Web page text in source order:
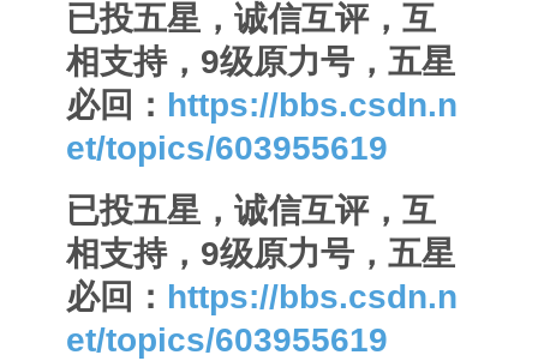
已投五星，诚信互评，互
相支持，9级原力号，五星
必回： https://bbs.csdn.n
et/topics/603955619
已投五星，诚信互评，互
相支持，9级原力号，五星
必回： https://bbs.csdn.n
et/topics/603955619